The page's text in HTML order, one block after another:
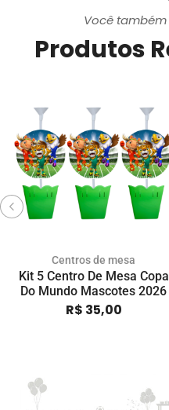
Você
Produtos
Centros de mesa
Kit 5 Centro De Mesa Copa
Do Mundo Mascotes 2026
R$ 35,00